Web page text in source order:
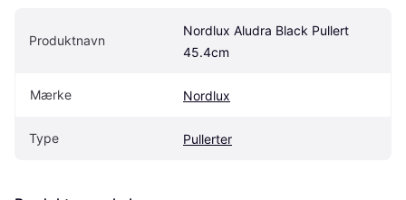
Produktnavn
Nordlux Aludra Black Pullert
45.4cm
Mærke Nordlux
Type Pullerter